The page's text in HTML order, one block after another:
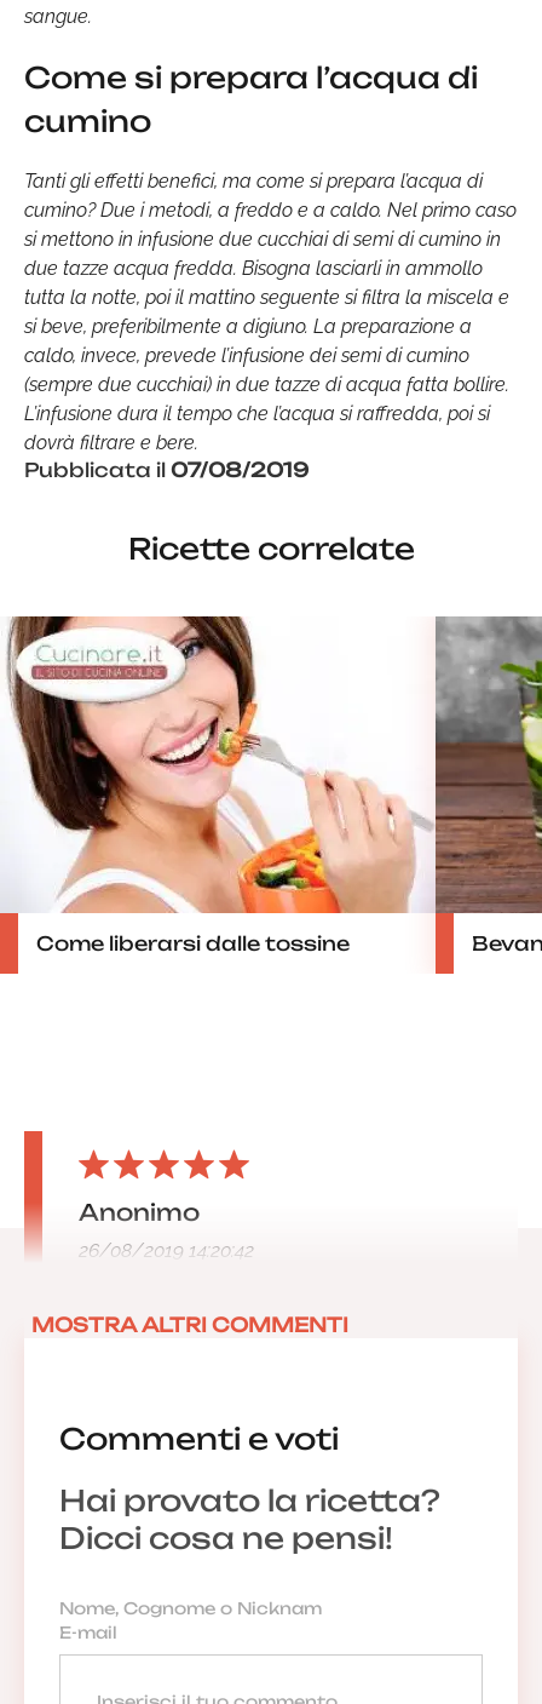
sangue.
Come si prepara l’acqua di
cumino
Tanti gli effetti benefici, ma come si prepara l’acqua di
cumino? Due i metodi, a freddo e a caldo. Nel primo caso
si mettono in infusione due cucchiai di semi di cumino in
due tazze acqua fredda. Bisogna lasciarli in ammollo
tutta la notte, poi il mattino seguente si filtra la miscela e
si beve, preferibilmente a digiuno. La preparazione a
caldo, invece, prevede l’infusione dei semi di cumino
(sempre due cucchiai) in due tazze di acqua fatta bollire.
L’infusione dura il tempo che l’acqua si raffredda, poi si
dovrà filtrare e bere.
Pubblicata il 07/08/2019
Ricette correlate
Come liberarsi dalle tossine
Commenti e voti
Hai provato la ricetta?
Dicci cosa ne pensi!
Anonimo
26/08/2019 14:20:42
MOSTRA ALTRI COMMENTI